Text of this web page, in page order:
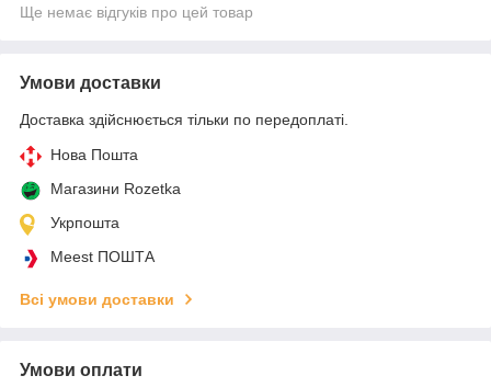
Ще немає відгуків про цей товар
Умови доставки
Доставка здійснюється тільки по передоплаті.
Нова Пошта
Магазини Rozetka
Укрпошта
Meest ПОШТА
Всі умови доставки
Умови оплати